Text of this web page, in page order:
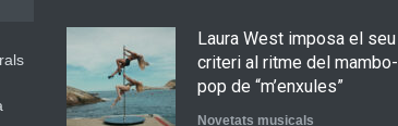
Laura West imposa el seu
criteri al ritme del mambo-
pop de “m’enxules”
Novetats musicals